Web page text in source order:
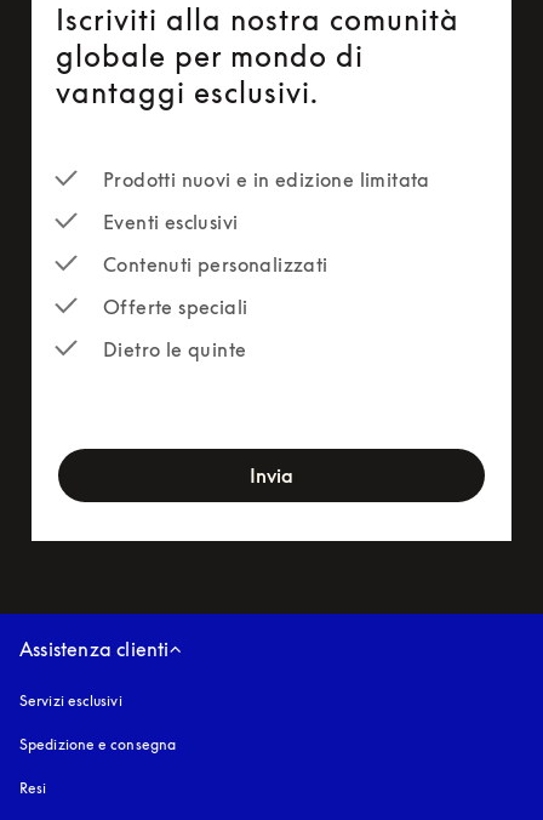
Iscriviti alla nostra comunità
globale per mondo di
vantaggi esclusivi.
Prodotti nuovi e in edizione limitata
Eventi esclusivi
Contenuti personalizzati
Offerte speciali
Dietro le quinte
Invia
Assistenza clienti
Servizi esclusivi
Spedizione e consegna
Resi